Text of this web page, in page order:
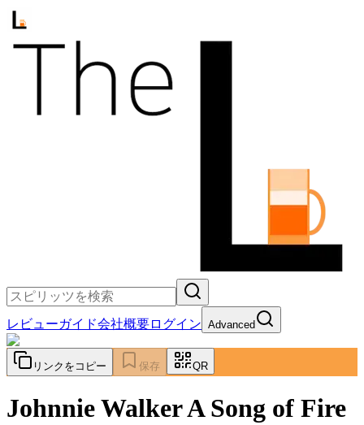
レビューガイド会社概要ログイン Advanced
リンクをコピー 保存 QR
Johnnie Walker A Song of Fire